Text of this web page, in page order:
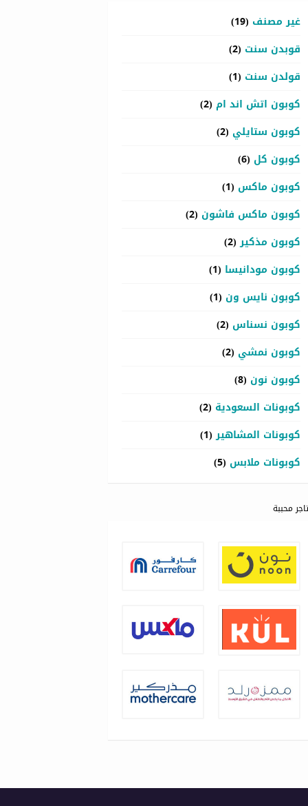
غير مصنف (19)
قوبدن سنت (2)
قولدن سنت (1)
كوبون اتش اند ام (2)
كوبون ستايلي (2)
كوبون كل (6)
كوبون ماكس (1)
كوبون ماكس فاشون (2)
كوبون مذكير(2)
كوبون مودانيسا (1)
كوبون نايس ون (1)
كوبون نسناس (2)
كوبون نمشي (2)
كوبون نون (8)
كوبونات السعودية (2)
كوبونات المشاهير(1)
كوبونات ملابس (5)
محببة